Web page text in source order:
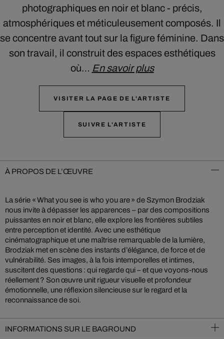
photographiques en noir et blanc - précis,
atmosphériques et méticuleusement composés. Il
se concentre avant tout sur la figure féminine. Dans
son travail, il construit des espaces esthétiques
où… En savoir plus
VISITER LA PAGE DE L'ARTISTE
SUIVRE L'ARTISTE
À PROPOS DE L’ŒUVRE
La série « What you see is who you are » de Szymon Brodziak
nous invite à dépasser les apparences – par des compositions
puissantes en noir et blanc, elle explore les frontières subtiles
entre perception et identité. Avec une esthétique
cinématographique et une maîtrise remarquable de la lumière,
Brodziak met en scène des instants d’élégance, de force et de
vulnérabilité. Ses images, à la fois intemporelles et intimes,
suscitent des questions : qui regarde qui – et que voyons-nous
réellement ? Son œuvre unit rigueur visuelle et profondeur
émotionnelle, une réflexion silencieuse sur le regard et la
reconnaissance de soi.
INFORMATIONS SUR LE BAGROUND